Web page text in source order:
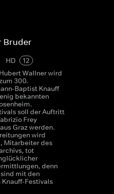
Bruder
HD
12
Wallner wird
300.
Baptist Knauff
bekannten
soll der Auftritt
Frey
Graz werden.
wird
Mitarbeiter des
tot
denn
mit den
Festivals